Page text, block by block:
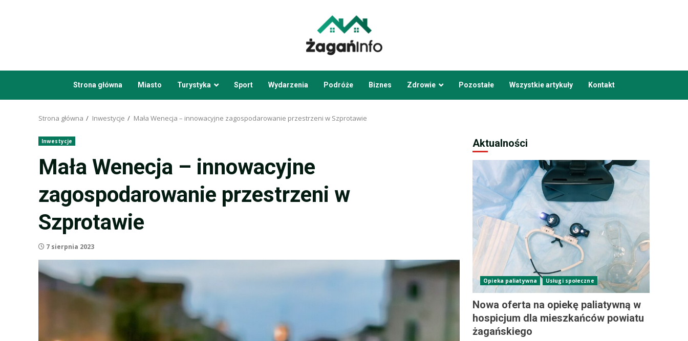
Strona główna Miasto Turystyka Sport Wydarzenia Podróże Biznes Zdrowie Pozostałe Wszystkie artykuły Kontakt
Strona główna Inwestycje Mała Wenecja – innowacyjne zagospodarowanie przestrzeni w Szprotawie
Inwestycje
Mała Wenecja – innowacyjne
zagospodarowanie przestrzeni w
Szprotawie
7 sierpnia 2023
Aktualności
Opieka paliatywna Usługi społeczne
Nowa oferta na opiekę paliatywną w
hospicjum dla mieszkańców powiatu
żagańskiego